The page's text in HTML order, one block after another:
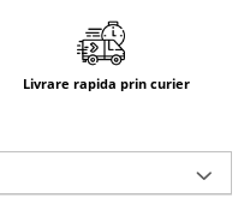
Livrare rapida prin curier